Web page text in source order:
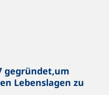
gegründet,um
Lebenslagen zu